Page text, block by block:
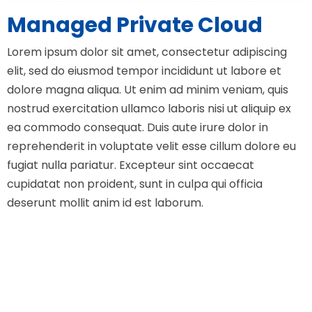
Managed Private Cloud
Lorem ipsum dolor sit amet, consectetur adipiscing
elit, sed do eiusmod tempor incididunt ut labore et
dolore magna aliqua. Ut enim ad minim veniam, quis
nostrud exercitation ullamco laboris nisi ut aliquip ex
ea commodo consequat. Duis aute irure dolor in
reprehenderit in voluptate velit esse cillum dolore eu
fugiat nulla pariatur. Excepteur sint occaecat
cupidatat non proident, sunt in culpa qui officia
deserunt mollit anim id est laborum.